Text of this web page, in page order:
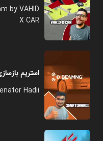
by VAHID
X CAR
استریم بازسازی ماشین
Hadii